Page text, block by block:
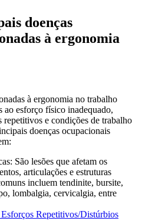
doenças
à ergonomia
à ergonomia no trabalho
ao esforço físico inadequado,
e condições de trabalho
doenças ocupacionais
São lesões que afetam os
articulações e estruturas
incluem tendinite, bursite,
lombalgia, cervicalgia, entre
Repetitivos/Distúrbios